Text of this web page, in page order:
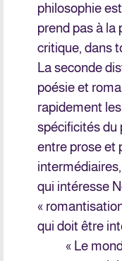
philosophie
prend pas à la
critique, dans
La seconde
poésie et
rapidement
spécificités du
entre prose et
qui intéresse
«
qui doit être
« Le